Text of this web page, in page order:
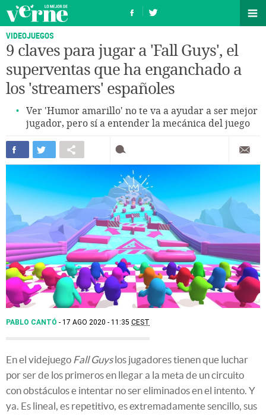
VIDEOJUEGOS
9 claves para jugar a 'Fall Guys', el
superventas que ha enganchado a
los 'streamers' españoles
Ver 'Humor amarillo' no te va a ayudar a ser mejor
jugador, pero sí a entender la mecánica del juego
PABLO CANTÓ 17 AGO 2020 - 11:35 CEST
En el videjuego Fall Guyslos jugadores tienen que luchar
por ser de los primeros en llegar a la meta de un circuito
con obstáculos e intentar no ser eliminados en el intento. Y
ya. Es lineal, es repetitivo, es extremadamente sencillo, sus